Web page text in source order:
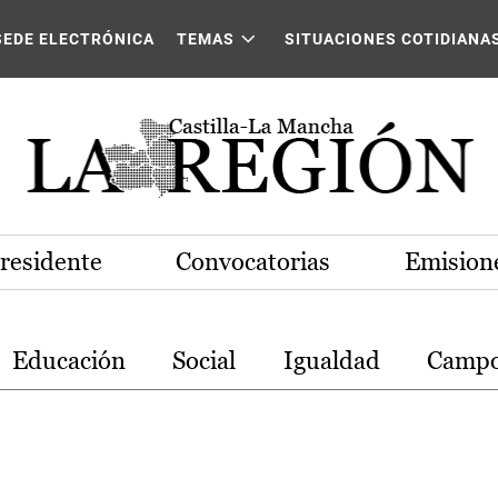
La Mancha
ELECTRÓNICA TEMAS SITUACIONES
Convocatorias
Educación Social Igualdad